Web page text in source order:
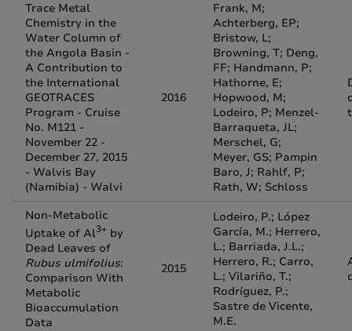
Trace Metal
Chemistry in the
Water Column of
the Angola Basin -
A Contribution to
the International
GEOTRACES
Program - Cruise
No. M121 -
November 22 -
December 27, 2015
- Walvis Bay
(Namibia) - Walvi
2016
Frank, M;
Achterberg, EP;
Bristow, L;
Browning, T; Deng,
FF; Handmann, P;
Hathorne, E;
Hopwood, M;
Lodeiro, P; Menzel-
Barraqueta, JL;
Merschel, G;
Meyer, GS; Pampin
Baro, J; Rahlf, P;
Rath, W; Schloss
Non‐Metabolic
Uptake of Al3+ by
Dead Leaves of
Rubus ulmifolius:
Comparison With
Metabolic
Bioaccumulation
Data
2015
Lodeiro, P.; López
García, M.; Herrero,
L.; Barriada, J.L.;
Herrero, R.; Carro,
L.; Vilariño, T.;
Rodríguez, P.;
Sastre de Vicente,
M.E.